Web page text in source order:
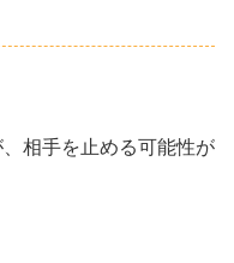
相手を止める可能性が